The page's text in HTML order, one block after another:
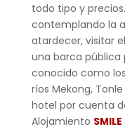
todo tipo y
contemplando la
atardecer, visitar
una barca pública
conocido como
ríos Mekong,
hotel por cuenta
Alojamiento